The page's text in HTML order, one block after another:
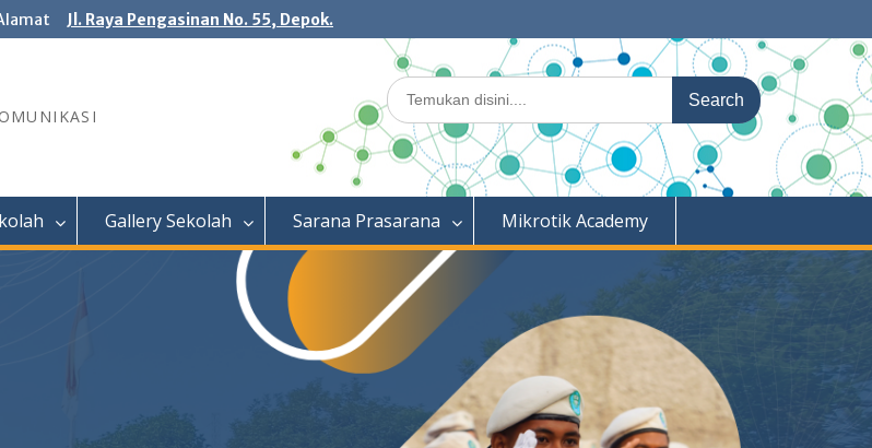
Jl. Raya Pengasinan No. 55, Depok.
Search
for:
Gallery Sekolah Sarana Prasarana Mikrotik Academy